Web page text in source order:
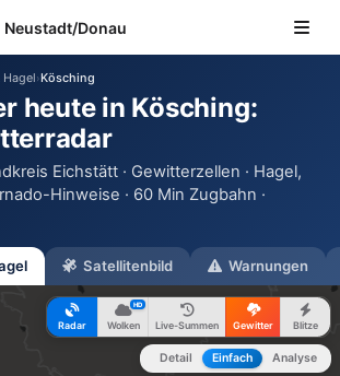
Donau
›Kösching
heute in Kösching:
Eichstätt · Gewitterzellen · Hagel,
Hinweise · 60 Min Zugbahn ·
Satellitenbild Warnungen
Radar Wolken
HD
Live-Summen Gewitter Blitze
Detail Einfach Analyse